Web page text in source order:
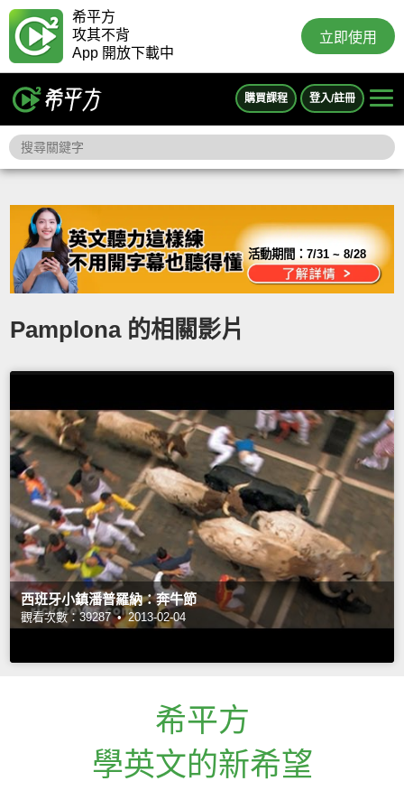
希平方
攻其不背
App 開放下載中
立即使用
購買課程 登入/註冊
活動期間：7/31 ~ 8/28
Pamplona 的相關影片
西班牙小鎮潘普羅納：奔牛節
觀看次數：39287 • 2013-02-04
希平方
學英文的新希望